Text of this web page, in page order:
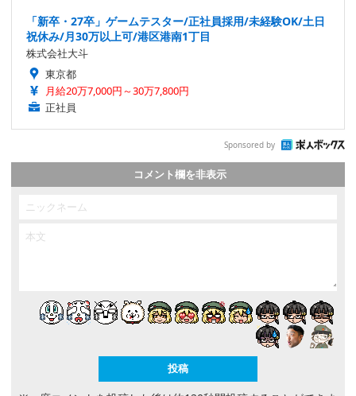
「新卒・27卒」ゲームテスター/正社員採用/未経験OK/土日
祝休み/月30万以上可/港区港南1丁目
株式会社大斗
東京都
月給20万7,000円～30万7,800円
正社員
Sponsored by
コメント欄を非表示